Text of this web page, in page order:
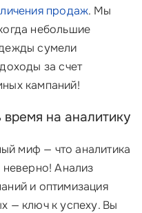
продаж. Мы
небольшие
сумели
за счет
кампаний!
на аналитику
миф — что аналитика
Анализ
и оптимизация
— ключ к успеху. Вы